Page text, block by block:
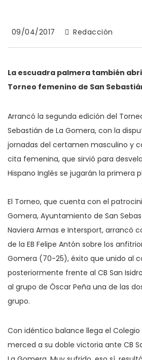
09/04/2017 Redacción
La escuadra palmera también
Torneo femenino de San
Arrancó la segunda edición del
Sebastián de La Gomera, con la
jornadas del certamen masculino y
cita femenina, que sirvió para
Hispano Inglés se jugarán la primera
El Torneo, que cuenta con el
Gomera, Ayuntamiento de San
Naviera Armas e Intersport, arrancó
de la EB Felipe Antón sobre los
Gomera (70-25), éxito que unido al
posteriormente frente al CB San
al grupo de Óscar Peña una de las
grupo.
Con idéntico balance llega el Colegio
merced a su doble victoria ante CB